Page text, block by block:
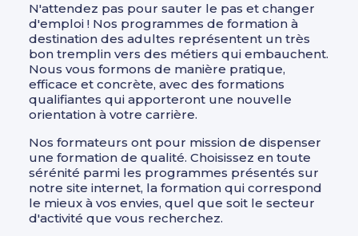
N'attendez pas pour sauter le pas et changer
d'emploi ! Nos programmes de formation à
destination des adultes représentent un très
bon tremplin vers des métiers qui embauchent.
Nous vous formons de manière pratique,
efficace et concrète, avec des formations
qualifiantes qui apporteront une nouvelle
orientation à votre carrière.
Nos formateurs ont pour mission de dispenser
une formation de qualité. Choisissez en toute
sérénité parmi les programmes présentés sur
notre site internet, la formation qui correspond
le mieux à vos envies, quel que soit le secteur
d'activité que vous recherchez.